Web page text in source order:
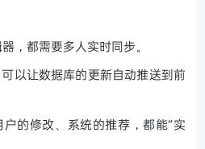
，都需要多人实时同步。
以让数据库的更新自动推送到前
的修改、系统的推荐，都能“实